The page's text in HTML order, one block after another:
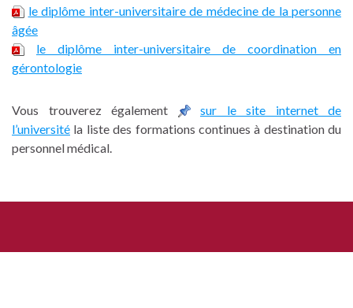
le diplôme inter-universitaire de médecine de la personne
âgée
le diplôme inter-universitaire de coordination en
gérontologie
Vous trouverez également
sur le site internet de
l’université la liste des formations continues à destination du
personnel médical.